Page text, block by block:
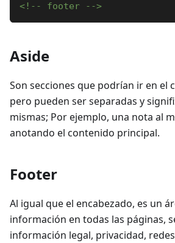
<!-- footer -->
Aside
Son secciones que podrían ir en el
pero pueden ser separadas y
mismas; Por ejemplo, una nota al
anotando el contenido principal.
Footer
Al igual que el encabezado, es un
información en todas las páginas,
información legal, privacidad,